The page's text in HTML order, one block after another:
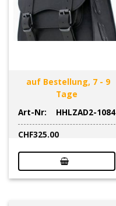
auf Bestellung, 7 - 9
Tage
Art-Nr:
HHLZAD2-1084
CHF325.00